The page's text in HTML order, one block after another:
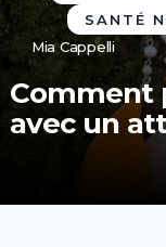
SANTÉ
Mia Cappelli
Comment
avec un